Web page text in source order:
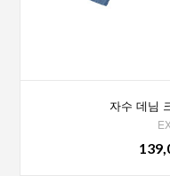
자수 데님